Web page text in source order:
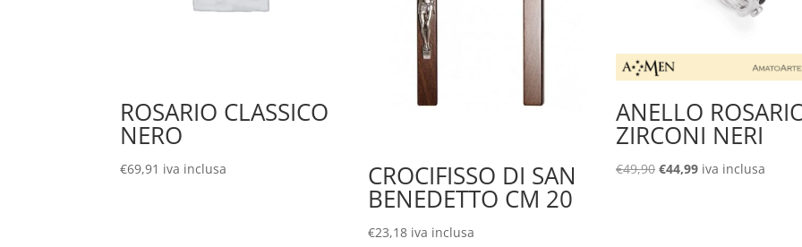
ROSARIO CLASSICO
NERO
€69,91 iva inclusa CROCIFISSO DI SAN
BENEDETTO CM 20
€23,18 iva inclusa
ANELLO
ZIRCONI NERI
€49,90 Il
€44,99Iliva inclusa